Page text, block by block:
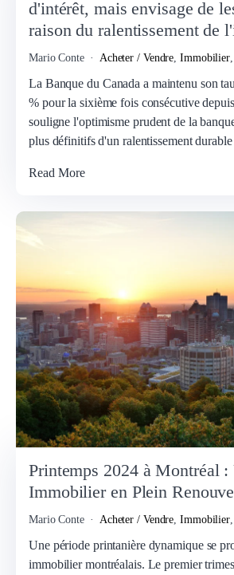
d'intérêt, mais envisage de
raison du ralentissement de
Mario Conte Acheter / Vendre,Immobilier,
La Banque du Canada a maintenu son
% pour la sixième fois consécutive
souligne l'optimisme prudent de la
plus définitifs d'un ralentissement
Read More
Printemps 2024 à Montréal
Immobilier en Plein
Mario Conte Acheter / Vendre ,Immobilier
Une période printanière dynamique se
immobilier montréalais. Le premier